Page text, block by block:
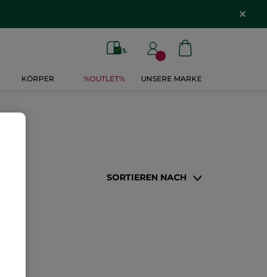
KÖRPER %OUTLET% UNSERE MARKE
SORTIEREN NACH